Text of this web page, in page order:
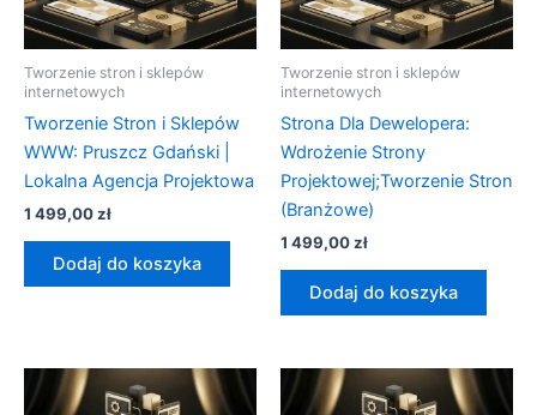
Tworzenie stron i sklepów
internetowych
Tworzenie Stron i Sklepów
WWW: Pruszcz Gdański |
Lokalna Agencja Projektowa
1 499,00zł
Dodaj do koszyka
Tworzenie stron i sklepów
internetowych
Strona Dla Dewelopera:
Wdrożenie Strony
Projektowej;Tworzenie Stron
(Branżowe)
1 499,00zł
Dodaj do koszyka